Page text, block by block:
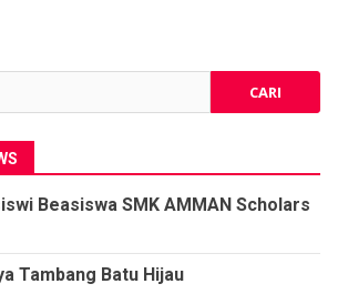
Beasiswa SMK AMMAN Scholars
Tambang Batu Hijau